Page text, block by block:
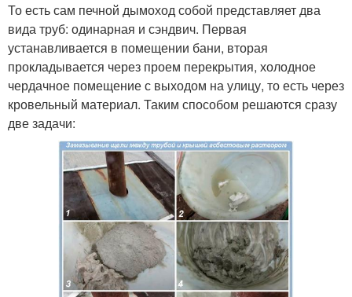
То есть сам печной дымоход собой представляет два
вида труб: одинарная и сэндвич. Первая
устанавливается в помещении бани, вторая
прокладывается через проем перекрытия, холодное
чердачное помещение с выходом на улицу, то есть через
кровельный материал. Таким способом решаются сразу
две задачи: